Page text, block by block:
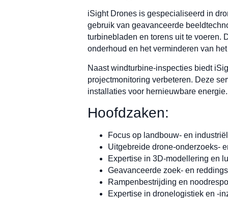
iSight Drones is gespecialiseerd in
gebruik van geavanceerde
turbinebladen en torens uit te voeren.
onderhoud en het verminderen van
Naast windturbine-inspecties biedt
projectmonitoring verbeteren. Deze
installaties voor hernieuwbare energie.
Hoofdzaken:
Focus op landbouw- en
Uitgebreide drone-onderzoeks-
Expertise in 3D-modellering en
Geavanceerde zoek- en
Rampenbestrijding en
Expertise in dronelogistiek en -